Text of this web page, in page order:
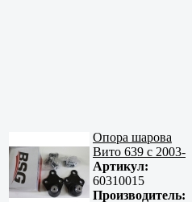
Опора шарова
Вито 639 с 2003-
Артикул:
60310015
Производитель: